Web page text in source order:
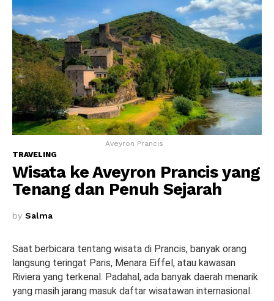
Aveyron Prancis
TRAVELING
Wisata ke Aveyron Prancis yang
Tenang dan Penuh Sejarah
by Salma
Saat berbicara tentang wisata di Prancis, banyak orang
langsung teringat Paris, Menara Eiffel, atau kawasan
Riviera yang terkenal. Padahal, ada banyak daerah menarik
yang masih jarang masuk daftar wisatawan internasional.